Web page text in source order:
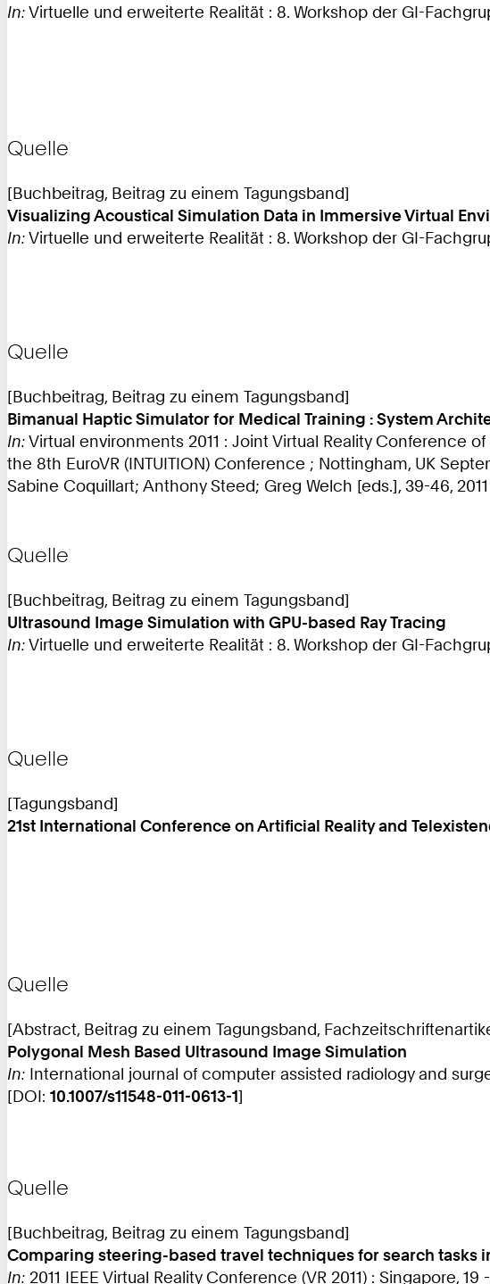
In:Virtuelle und erweiterte Realität : 8. Workshop der GI-
Quelle
[Buchbeitrag, Beitrag zu einem Tagungsband]
Visualizing Acoustical Simulation Data in Immersive Virtual
In:Virtuelle und erweiterte Realität : 8. Workshop der GI-
Quelle
[Buchbeitrag, Beitrag zu einem Tagungsband]
Bimanual Haptic Simulator for Medical Training : System
In:Virtual environments 2011 : Joint Virtual Reality Conference
the 8th EuroVR (INTUITION) Conference ; Nottingham, UK
Sabine Coquillart; Anthony Steed; Greg Welch [eds.], 39-46, 2011
Quelle
[Buchbeitrag, Beitrag zu einem Tagungsband]
Ultrasound Image Simulation with GPU-based Ray Tracing
In:Virtuelle und erweiterte Realität : 8. Workshop der GI-
Quelle
[Tagungsband]
21st International Conference on Artificial Reality and
Quelle
[Abstract, Beitrag zu einem Tagungsband,
Polygonal Mesh Based Ultrasound Image Simulation
In: International journal of computer assisted radiology and
[DOI: 10.1007/s11548-011-0613-1]
Quelle
[Buchbeitrag, Beitrag zu einem Tagungsband]
Comparing steering-based travel techniques for search tasks
In: 2011 IEEE Virtual Reality Conference (VR 2011) : Singapore,